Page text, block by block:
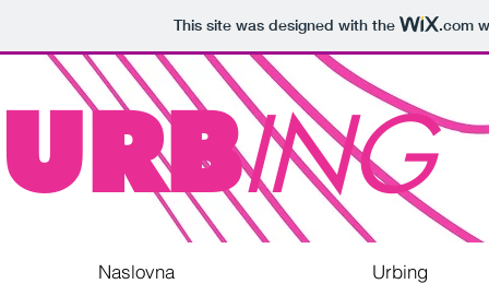
This site was designed with the .com
Naslovna Urbing
URBING